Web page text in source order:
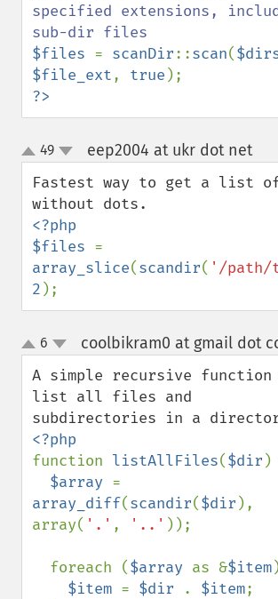
specified extensions,
$files = scanDir::scan(
$file_ext, true
?>
up
down
49 eep2004 at ukr dot net¶
Fastest way to get a list
<?php
$files
array_slice(scandir( '/path/
2 );
up
down
6 coolbikram0 at gmail dot
A simple recursive
list all files and
function listAllFiles($dir )
$array
array_diff(scandir($dir ),
array( '.' , '..' ));
  foreach (
$array as &$item
$item = $dir . $item;